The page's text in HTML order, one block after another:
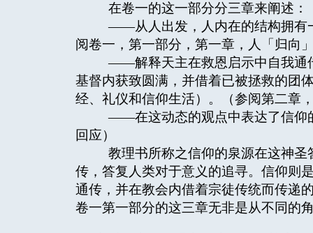
在卷一的这一部分分三章来阐述：
——从人出发，人内在的结构拥有
阅卷一，第一部分，第一章，人「归向
——解释天主在救恩启示中自我通
基督内获致圆满，并借着已被拯救的团
经、礼仪和信仰生活）。（参阅第二章
——在这动态的观点中表达了信仰
回应）
教理书所称之信仰的泉源在这神圣
传，答复人类对于意义的追寻。信仰则
通传，并在教会内借着宗徒传统而传递
卷一第一部分的这三章无非是从不同的